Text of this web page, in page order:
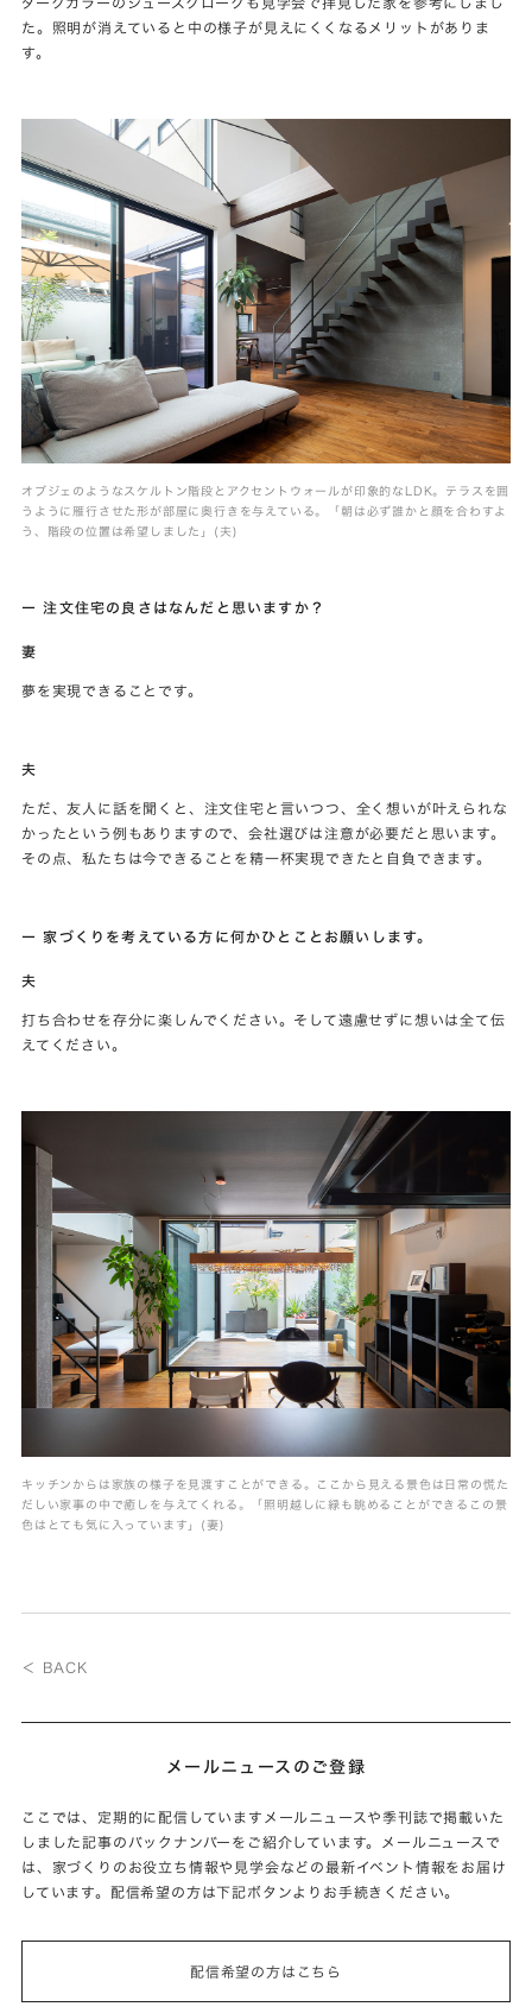
た。照明が消えていると中の様子が見えにくくなるメリットがありま
す。
オブジェのようなスケルトン階段とアクセントウォールが印象的なLDK。テラスを囲
うように雁行させた形が部屋に奥行きを与えている。「朝は必ず誰かと顔を合わすよ
う、階段の位置は希望しました」(夫)
ー 注文住宅の良さはなんだと思いますか？
妻
夢を実現できることです。
夫
ただ、友人に話を聞くと、注文住宅と言いつつ、全く想いが叶えられな
かったという例もありますので、会社選びは注意が必要だと思います。
その点、私たちは今できることを精一杯実現できたと自負できます。
ー 家づくりを考えている方に何かひとことお願いします。
夫
打ち合わせを存分に楽しんでください。そして遠慮せずに想いは全て伝
えてください。
キッチンからは家族の様子を見渡すことができる。ここから見える景色は日常の慌た
だしい家事の中で癒しを与えてくれる。「照明越しに緑も眺めることができるこの景
色はとても気に入っています」(妻)
＜ BACK
メールニュースのご登録
ここでは、定期的に配信していますメールニュースや季刊誌で掲載いた
しました記事のバックナンバーをご紹介しています。メールニュースで
は、家づくりのお役立ち情報や見学会などの最新イベント情報をお届け
しています。配信希望の方は下記ボタンよりお手続きください。
配信希望の方はこちら